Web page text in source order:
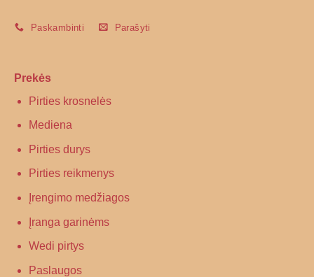
Paskambinti Parašyti
Prekės
Pirties krosnelės
Mediena
Pirties durys
Pirties reikmenys
Įrengimo medžiagos
Įranga garinėms
Wedi pirtys
Paslaugos